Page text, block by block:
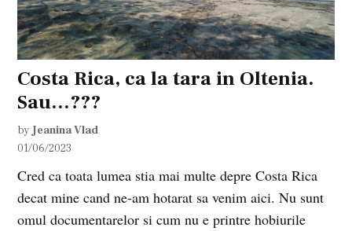
Costa Rica, ca la tara in Oltenia.
Sau…???
by Jeanina Vlad
01/06/2023
Cred ca toata lumea stia mai multe depre Costa Rica
decat mine cand ne-am hotarat sa venim aici. Nu sunt
omul documentarelor si cum nu e printre hobiurile